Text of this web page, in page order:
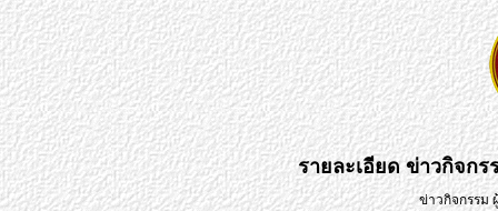
รายละเอียดข่าวกิจกร
ข่าวกิจกรรม